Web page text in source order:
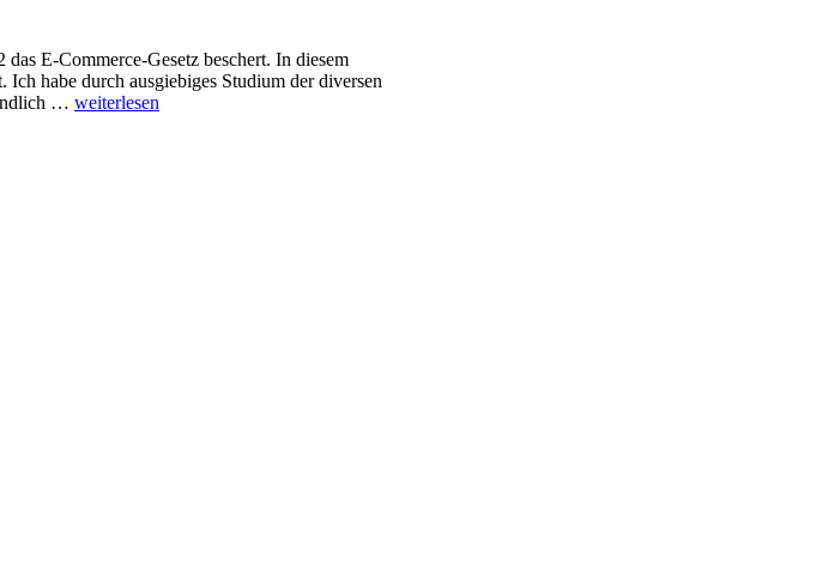
E-Commerce-Gesetz beschert. In diesem
habe durch ausgiebiges Studium der diversen
… weiterlesen